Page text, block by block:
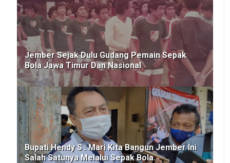
Jember Sejak Dulu Gudang Pemain Sepak
Bola Jawa Timur Dan Nasional
Bupati Hendy S : Mari Kita Bangun Jember Ini
Salah Satunya Melalui Sepak Bola.